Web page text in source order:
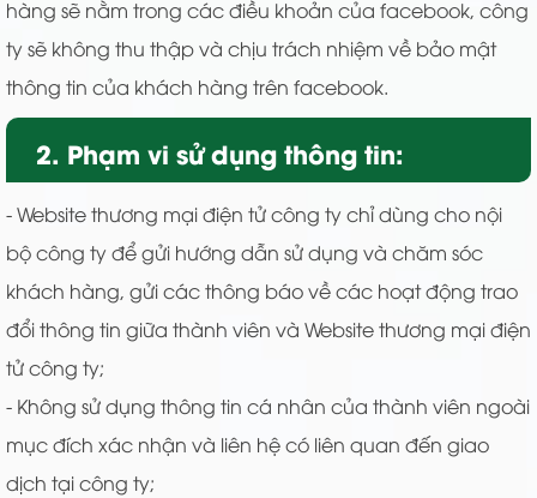
hàng sẽ nằm trong các điều khoản của facebook, công
ty sẽ không thu thập và chịu trách nhiệm về bảo mật
thông tin của khách hàng trên facebook.
2. Phạm vi sử dụng thông tin:
- Website thương mại điện tử công ty chỉ dùng cho nội
bộ công ty để gửi hướng dẫn sử dụng và chăm sóc
khách hàng, gửi các thông báo về các hoạt động trao
đổi thông tin giữa thành viên và Website thương mại điện
tử công ty;
- Không sử dụng thông tin cá nhân của thành viên ngoài
mục đích xác nhận và liên hệ có liên quan đến giao
dịch tại công ty;